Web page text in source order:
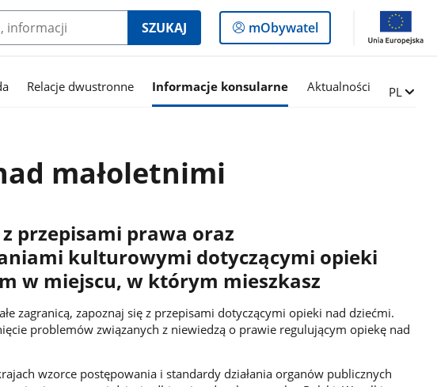
SZUKAJ
Logowanie
do
mObywatel
Relacje dwustronne Informacje konsularne Aktualności Zmień
PL
małoletnimi
przepisami prawa oraz
kulturowymi dotyczącymi opieki
w miejscu, w którym mieszkasz
zagranicą, zapoznaj się z przepisami dotyczącymi opieki nad dziećmi.
problemów związanych z niewiedzą o prawie regulującym opiekę nad
wzorce postępowania i standardy działania organów publicznych